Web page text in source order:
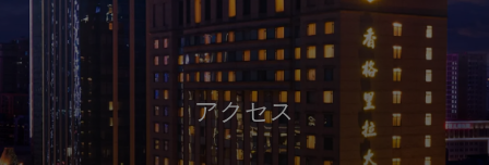
アクセス